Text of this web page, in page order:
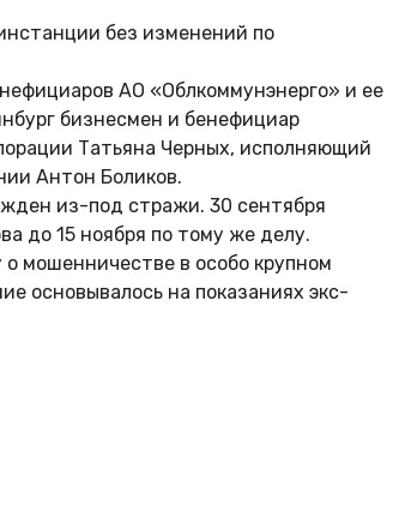
без изменений по
АО «Облкоммунэнерго» и ее
бизнесмен и бенефициар
Татьяна Черных, исполняющий
Антон Боликов.
из-под стражи. 30 сентября
до 15 ноября по тому же делу.
мошенничестве в особо крупном
основывалось на показаниях экс-